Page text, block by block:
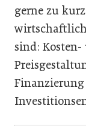
gerne zu
sind: